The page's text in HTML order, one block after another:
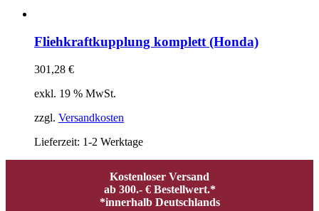
Fliehkraftkupplung komplett (Honda)
301,28 €
exkl. 19 % MwSt.
zzgl. Versandkosten
Lieferzeit: 1-2 Werktage
Kostenloser Versand
ab 300.- € Bestellwert.*
*innerhalb Deutschlands